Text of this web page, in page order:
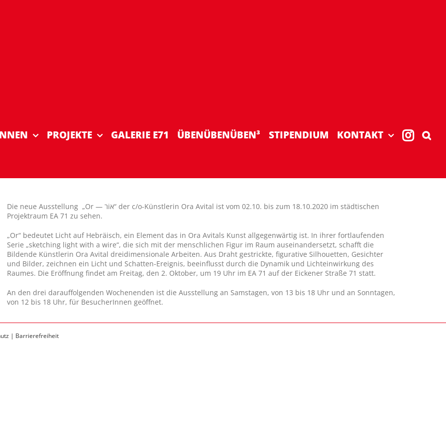
PROJEKTE GALERIE E71 ÜBENÜBENÜBEN³ STIPENDIUM KONTAKT
Die neue Ausstellung „Or — רiא“ der c/o-Künstlerin Ora Avital ist vom 02.10. bis zum 18.10.2020 im städtischen
Projektraum EA 71 zu sehen.
„Or“ bedeutet Licht auf Hebräisch, ein Element das in Ora Avitals Kunst allgegenwärtig ist. In ihrer fortlaufenden
Serie „sketching light with a wire“, die sich mit der menschlichen Figur im Raum auseinandersetzt, schafft die
Bildende Künstlerin Ora Avital dreidimensionale Arbeiten. Aus Draht gestrickte, figurative Silhouetten, Gesichter
und Bilder, zeichnen ein Licht und Schatten-Ereignis, beeinflusst durch die Dynamik und Lichteinwirkung des
Raumes. Die Eröffnung findet am Freitag, den 2. Oktober, um 19 Uhr im EA 71 auf der Eickener Straße 71 statt.
An den drei darauffolgenden Wochenenden ist die Ausstellung an Samstagen, von 13 bis 18 Uhr und an Sonntagen,
von 12 bis 18 Uhr, für BesucherInnen geöffnet.
| Barrierefreiheit